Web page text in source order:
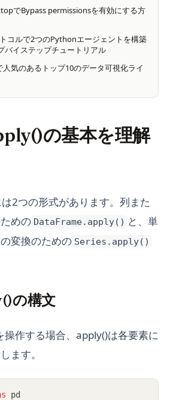
でBypass permissionsを有効にする方
コルで2つのPythonエージェントを構築
バイステップチュートリアル
気のあるトップ10のデータ可視化ライ
の基本を理解
2つの形式があります。列また
めの DataFrame.apply() と、単
変換のための Series.apply()
の構文
操作する場合、apply()は各要素に
ます。
pd